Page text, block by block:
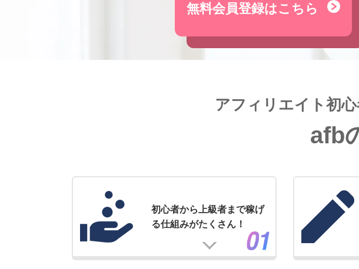
無料会員登録はこちら
アフィリエイト初
afb
初心者から上級者まで稼げ
る仕組みがたくさん！